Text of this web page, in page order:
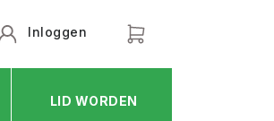
Inloggen
LID WORDEN